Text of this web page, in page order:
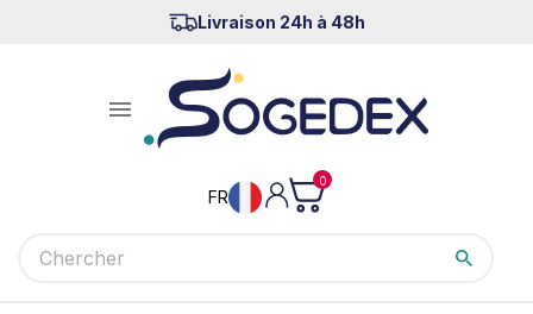
Livraison 24h à 48h

FR
0